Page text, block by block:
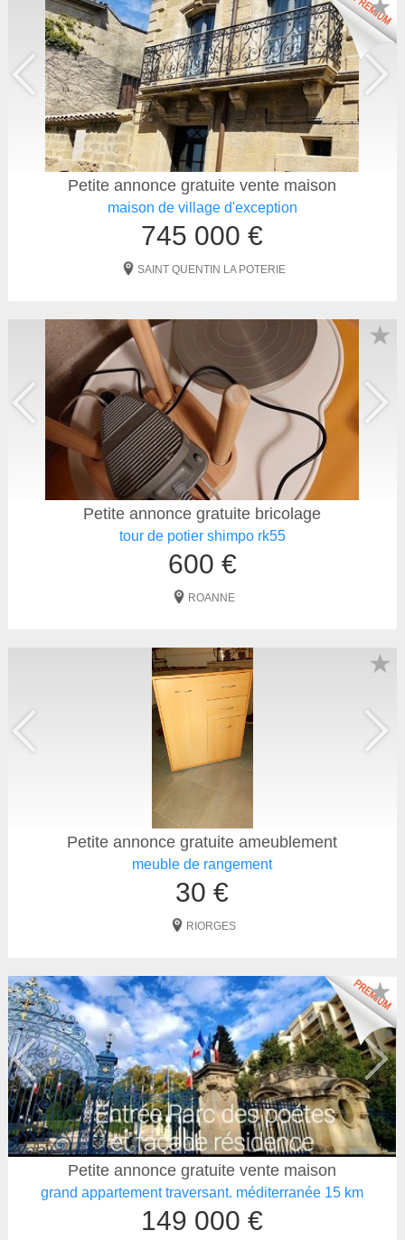
Petite annonce gratuite vente maison
maison de village d'exception
745 000 €
SAINT QUENTIN LA POTERIE
★
Petite annonce gratuite bricolage
tour de potier shimpo rk55
600 €
ROANNE
★
Petite annonce gratuite ameublement
meuble de rangement
30 €
RIORGES
★
Petite annonce gratuite vente maison
grand appartement traversant. méditerranée 15 km
149 000 €
★